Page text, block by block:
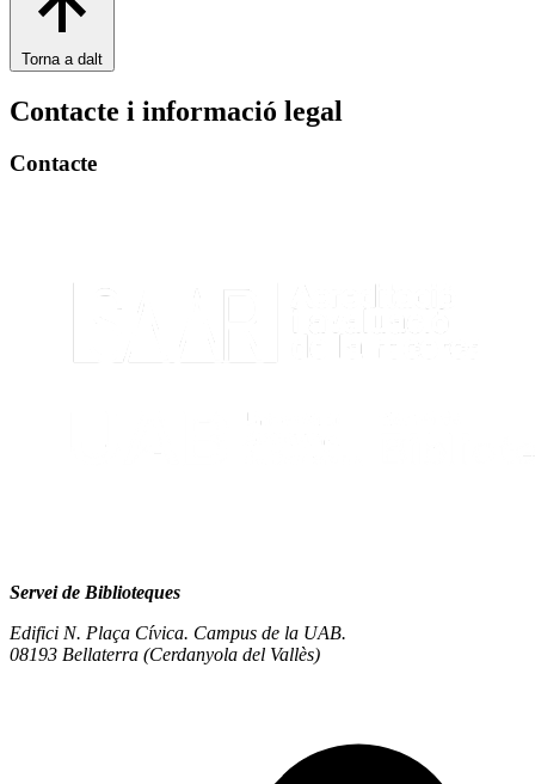
Torna a dalt
Contacte i informació legal
Contacte
Servei de Biblioteques
Edifici N. Plaça Cívica. Campus de la UAB.
08193 Bellaterra (Cerdanyola del Vallès)